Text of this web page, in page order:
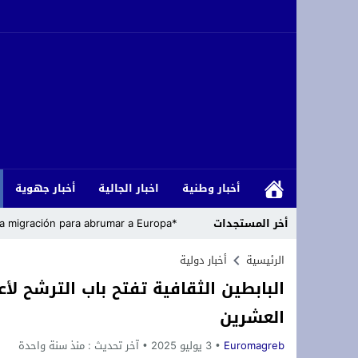
أخبار وطنية اخبار الجالية أخبار جهوية
أخر المستجدات
*Cómo los islamistas han armado la migración para abrumar a Europa*
زلزال داخل حلف الناتو: الولايات
أزغنغان تحتضن “الدوري المصغر لكرة
الرئيسية أخبار دولية
البابطين الثقافية تفتح باب
العشرين
Euromagreb 3 يوليو 2025 آخر تحديث : منذ سنة واحدة